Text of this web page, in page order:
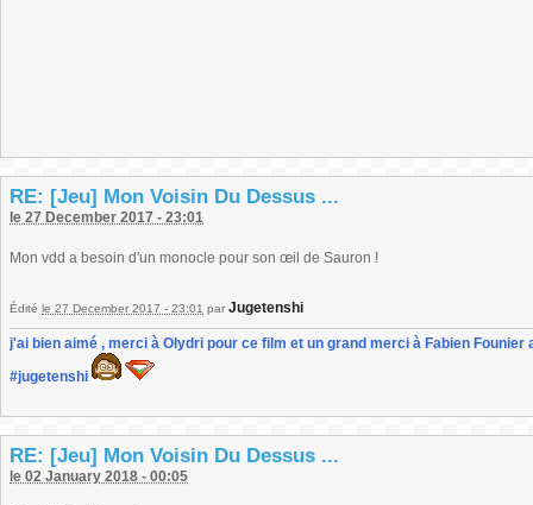
RE: [Jeu] Mon Voisin Du Dessus ...
le 27 December 2017 - 23:01
Mon vdd a besoin d'un monocle pour son œil de Sauron !
Édité le 27 December 2017 - 23:01 par Jugetenshi
j'ai bien aimé , merci à Olydri pour ce film et un grand merci à Fabien
#jugetenshi
RE: [Jeu] Mon Voisin Du Dessus ...
le 02 January 2018 - 00:05